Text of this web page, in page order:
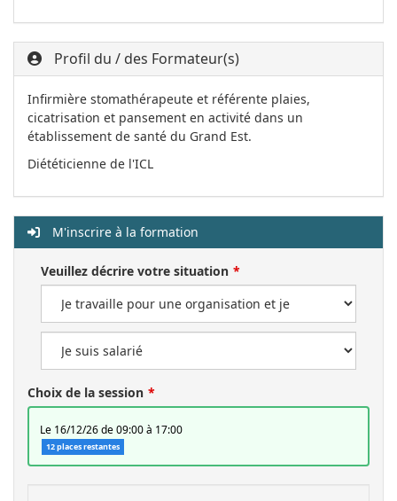
Profil du / des Formateur(s)
Infirmière stomathérapeute et référente plaies,
cicatrisation et pansement en activité dans un
établissement de santé du Grand Est.
Diététicienne de l'ICL
M'inscrire à la formation
Veuillez décrire votre situation
Choix de la session
le 16/12/26 de 09:00 à 17:00
12 places restantes